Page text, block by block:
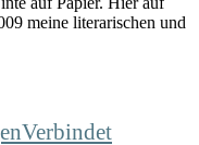
meine literarischen und